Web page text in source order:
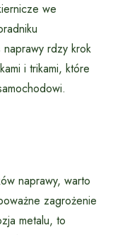
we
rdzy krok
i trikami, które
naprawy, warto
zagrożenie
metalu, to